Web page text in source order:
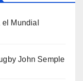
Mundial
John Semple